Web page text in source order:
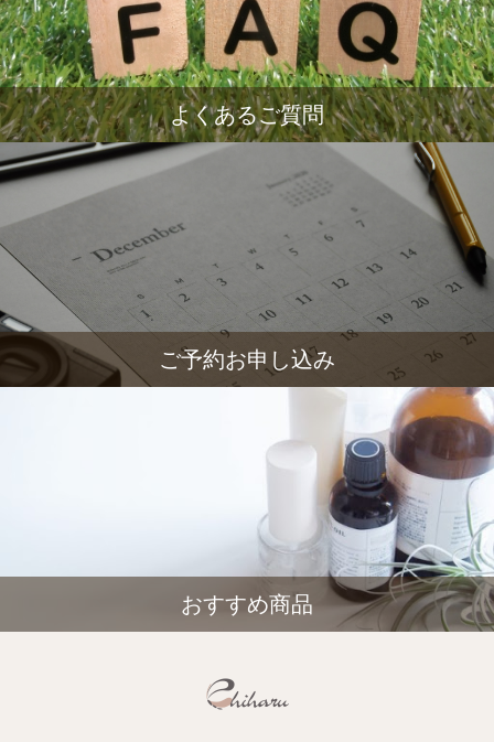
よくあるご質問
ご予約お申し込み
おすすめ商品